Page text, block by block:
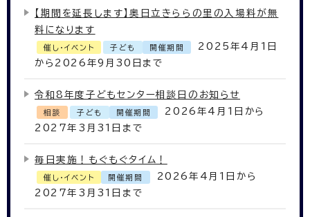
【期間を延長します】奥日立きららの里の入場料が無
料になります
催し・イベント 子ども 開催期間
2025年4月1日
から2026年9月30日まで
令和8年度子どもセンター相談日のお知らせ
相談 子ども 開催期間
2026年4月1日から
2027年3月31日まで
毎日実施！もぐもぐタイム！
催し・イベント 開催期間
2026年4月1日から
2027年3月31日まで